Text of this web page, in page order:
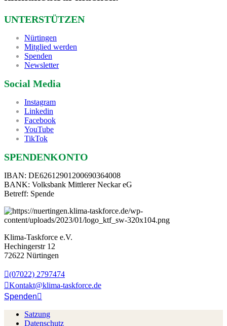
UNTERSTÜTZEN
Nürtingen
Mitglied werden
Spenden
Newsletter
Social Media
Instagram
Linkedin
Facebook
YouTube
TikTok
SPENDENKONTO
IBAN: DE62612901200690364008
BANK: Volksbank Mittlerer Neckar eG
Betreff: Spende
Klima-Taskforce e.V.
Hechingerstr 12
72622 Nürtingen
(07022) 2797474
Kontakt@klima-taskforce.de
Spenden
Satzung
Datenschutz